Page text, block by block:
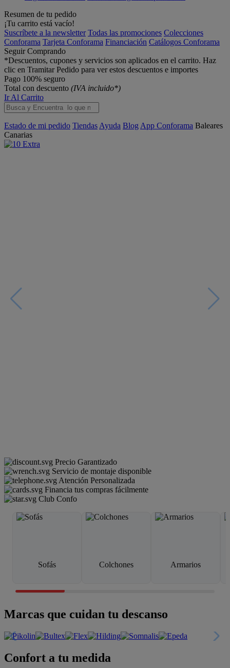
Resumen de tu pedido
¡Tu carrito está vacío!
Suscríbete a la newsletter Todas las promociones Colecciones
Conforama Tarjeta Conforama Financiación Catálogos Conforama
Seguir Comprando
*Descuentos, cupones y servicios son aplicados en el carrito. Haz
clic en Tramitar Pedido para ver estos descuentos e importes
Pago 100% seguro
Total con descuento (IVA incluido*)
Ir Al Carrito
Estado de mi pedido Tiendas Ayuda Blog App Conforama Baleares
Canarias
Precio Garantizado
Servicio de montaje disponible
Atención Personalizada
Financia tus compras fácilmente
Club Confo
Sofás Colchones Armarios
Marcas que cuidan tu descanso
Confort a tu medida